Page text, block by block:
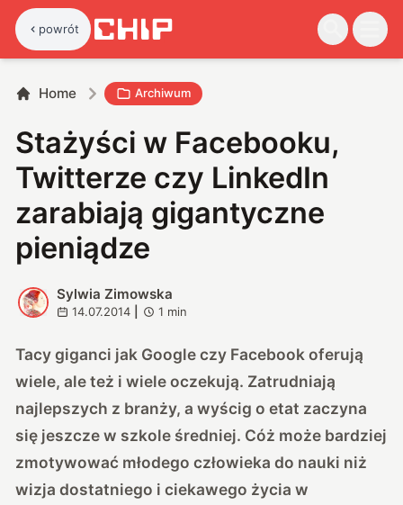
powrót
Home Archiwum
Stażyści w Facebooku,
Twitterze czy LinkedIn
zarabiają gigantyczne
pieniądze
S
Sylwia Zimowska
14.07.2014 1 min
Tacy giganci jak Google czy Facebook oferują
wiele, ale też i wiele oczekują. Zatrudniają
najlepszych z branży, a wyścig o etat zaczyna
się jeszcze w szkole średniej. Cóż może bardziej
zmotywować młodego człowieka do nauki niż
wizja dostatniego i ciekawego życia w